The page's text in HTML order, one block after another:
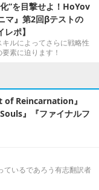
”を目撃せよ！HoYov
マ』第2回βテストの
ポ】
ルによってさらに戦略性
素に迫ります！
of Reincarnation』
』『ファイナルフ
ているであろう有志翻訳者